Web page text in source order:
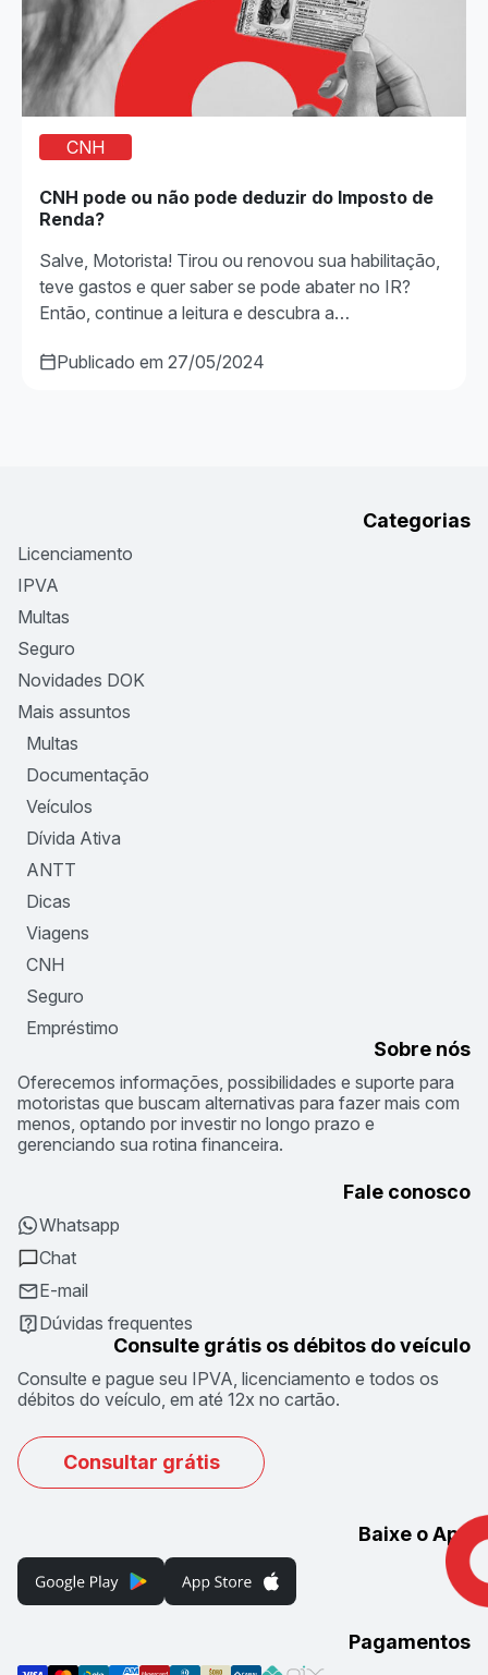
CNH
CNH pode ou não pode deduzir do Imposto de
Renda?
Salve, Motorista! Tirou ou renovou sua habilitação,
teve gastos e quer saber se pode abater no IR?
Então, continue a leitura e descubra a…
Publicado em 27/05/2024
Categorias
Licenciamento
IPVA
Multas
Seguro
Novidades DOK
Mais assuntos
Multas
Documentação
Veículos
Dívida Ativa
ANTT
Dicas
Viagens
CNH
Seguro
Empréstimo
Sobre nós
Oferecemos informações, possibilidades e suporte para
motoristas que buscam alternativas para fazer mais com
menos, optando por investir no longo prazo e
gerenciando sua rotina financeira.
Fale conosco
Whatsapp
Chat
E-mail
Dúvidas frequentes
Consulte grátis os débitos do veículo
Consulte e pague seu IPVA, licenciamento e todos os
débitos do veículo, em até 12x no cartão.
Consultar grátis
Baixe o App
Pagamentos